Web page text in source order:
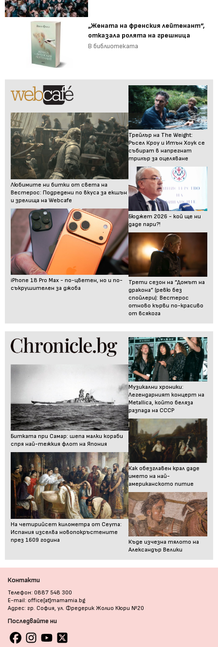
„Жената на френския лейтенант“,
отказала ролята на грешница
В библиотеката
Любимите ни битки от света на
Вестерос: Подредени по вкуса за екшън
и зрелища на Webcafe
iPhone 18 Pro Max - по-цветен, но и по-
съкрушителен за джоба
Трейлър на The Weight:
Ръсел Кроу и Итън Хоук се
събират в напрегнат
трилър за оцеляване
Бюджет 2026 - кой ще ни
даде пари?!
Трети сезон на “Домът на
дракона” (ревю без
спойлери): Вестерос
отново кърви по-красиво
от всякога
Битката при Самар: шепа малки кораби
спря най-тежкия флот на Япония
На четирийсет километра от Сеута:
Испания изселва новопокръстените
през 1609 година
Музикални хроники:
Легендарният концерт на
Metallica, който беляза
разпада на СССР
Как обезглавен крал даде
името на най-
американското питие
Къде изчезна тялото на
Александър Велики
Контакти
Телефон: 0887 548 300
E-mail: office[at]mamamia.bg
Адрес: гр. София, ул. Фредерик Жолио Кюри №20
Последвайте ни